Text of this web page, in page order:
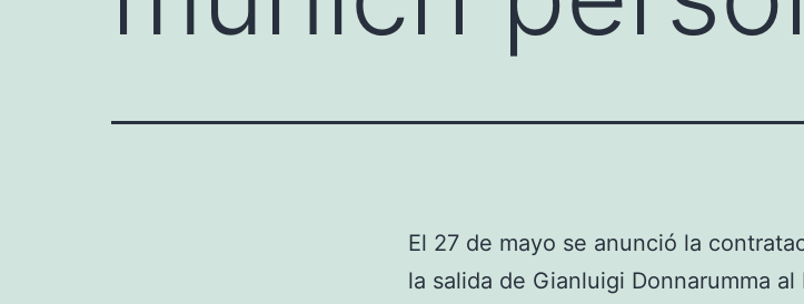
El 27 de mayo se anunció la
la salida de Gianluigi Donnarumma